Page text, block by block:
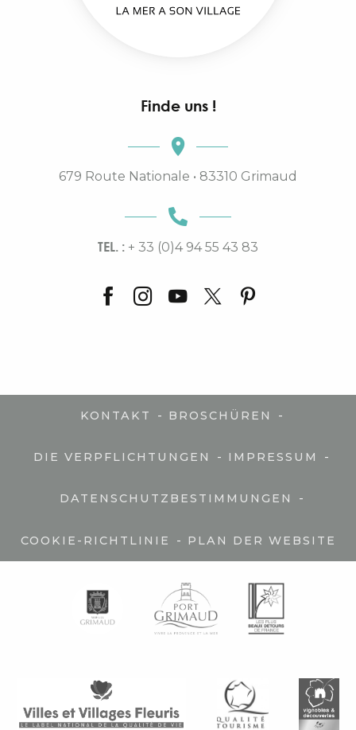
Finde uns !
679 Route Nationale • 83310 Grimaud
TEL. : + 33 (0)4 94 55 43 83
KONTAKT - BROSCHÜREN -
DIE VERPFLICHTUNGEN - IMPRESSUM -
DATENSCHUTZBESTIMMUNGEN -
COOKIE-RICHTLINIE - PLAN DER WEBSITE